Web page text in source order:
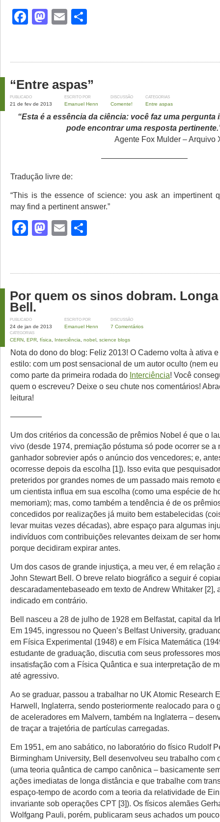
Facebook
Mastodon
Email
“Entre aspas”
PUBLICADO
21 de fev de 2013
ESCRITO POR
Emanuel Henn
DISCUSSÃO
Comente!
CATEGORIAS
Entre aspas
“Esta é a essência da ciência: você faz uma pergunta
pode encontrar uma resposta
Agente Fox Mulder – Arquivo
———————————
Tradução livre de:
“This is the essence of science: you ask an impertinent
may find a pertinent answer.”
Facebook
Mastodon
Email
Por quem os sinos dobram.
Bell.
PUBLICADO
24 de jan de 2013
ESCRITO POR
Emanuel Henn
DISCUSSÃO
7 Comentários
CATEGORIAS
CERN EPR física Interciência nobel science blogs
Nota do dono do blog: Feliz 2013! O Caderno volta à ativa
estilo: com um post sensacional de um autor oculto (nem eu
como parte da primeira rodada do Interciência! Você
quem o escreveu? Deixe o seu chute nos comentários!
leitura!
————
Um dos critérios da concessão de prêmios Nobel é que o
vivo (desde 1974, premiação póstuma só pode ocorrer se a
ganhador sobrevier após o anúncio dos vencedores; e,
ocorresse depois da escolha [1]). Isso evita que
preteridos por grandes nomes de um passado mais remoto
um cientista influa em sua escolha (como uma espécie de
memoriam); mas, como também a tendência é de os
concedidos por realizações já muito bem estabelecidas
levar muitas vezes décadas), abre espaço para algumas
indivíduos com contribuições relevantes deixam de ser
porque decidiram expirar antes.
Um dos casos de grande injustiça, a meu ver, é em relação
John Stewart Bell. O breve relato biográfico a seguir é
descaradamentebaseado em texto de Andrew Whitaker [2],
indicado em contrário.
Bell nasceu a 28 de julho de 1928 em Belfastat, capital da
Em 1945, ingressou no Queen’s Belfast University,
em Física Experimental (1948) e em Física Matemática
estudante de graduação, discutia com seus professores
insatisfação com a Física Quântica e sua interpretação de
até agressivo.
Ao se graduar, passou a trabalhar no UK Atomic Research
Harwell, Inglaterra, sendo posteriormente realocado para o
de aceleradores em Malvern, também na Inglaterra –
de traçar a trajetória de partículas carregadas.
Em 1951, em ano sabático, no laboratório do físico Rudolf
Birmingham University, Bell desenvolveu seu trabalho com
(uma teoria quântica de campo canônica – basicamente
ações imediatas de longa distância e que trabalhe com
espaço-tempo de acordo com a teoria da relatividade de
invariante sob operações CPT [3]). Os físicos alemães
Wolfgang Pauli, porém, publicaram seus achados um